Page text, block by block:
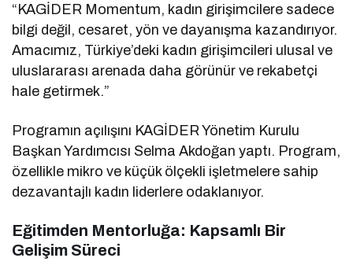
“KAGİDER Momentum, kadın girişimcilere sadece
bilgi değil, cesaret, yön ve dayanışma kazandırıyor.
Amacımız, Türkiye’deki kadın girişimcileri ulusal ve
uluslararası arenada daha görünür ve rekabetçi
hale getirmek.”
Programın açılışını KAGİDER Yönetim Kurulu
Başkan Yardımcısı Selma Akdoğan yaptı. Program,
özellikle mikro ve küçük ölçekli işletmelere sahip
dezavantajlı kadın liderlere odaklanıyor.
Eğitimden Mentorluğa: Kapsamlı Bir
Gelişim Süreci